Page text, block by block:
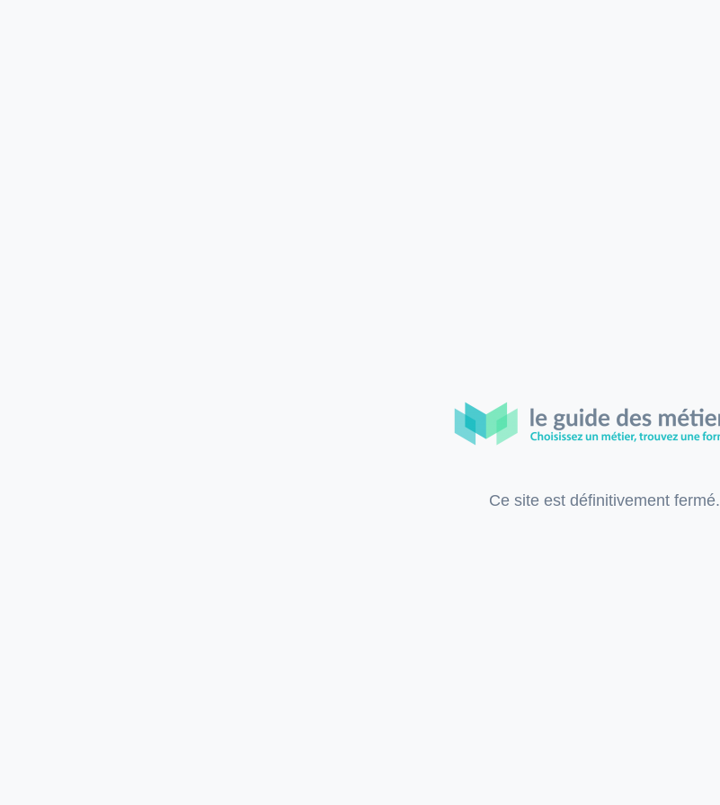
Ce site est définitivement fermé.